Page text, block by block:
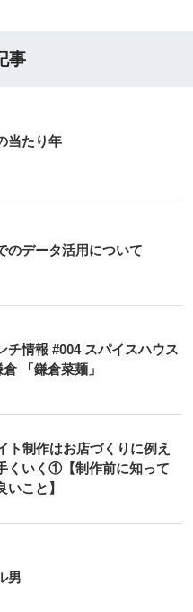
事
当たり年
のデータ活用について
チ情報 #004 スパイスハウス
「鎌倉菜麺」
ト制作はお店づくりに例え
くいく①【制作前に知って
いこと】
男